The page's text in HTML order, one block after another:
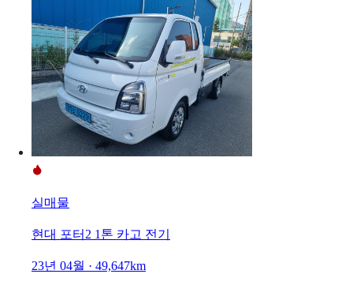
실매물
현대 포터2 1톤 카고 전기
23년 04월 · 49,647km